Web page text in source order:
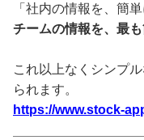
「社内の情報を、簡
チームの情報を、最
これ以上なくシンプ
られます。
https://www.stock-